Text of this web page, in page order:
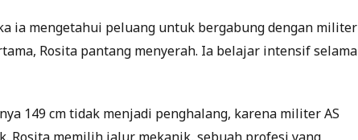
ia mengetahui peluang untuk bergabung dengan militer
Rosita pantang menyerah. Ia belajar intensif selama
149 cm tidak menjadi penghalang, karena militer AS